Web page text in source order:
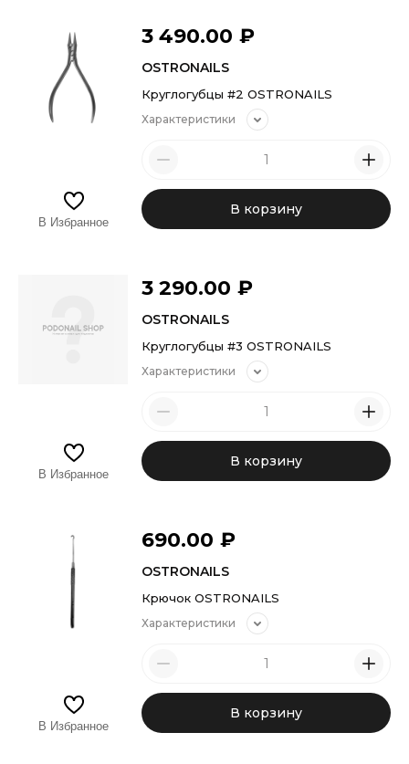
3 490.00 ₽
OSTRONAILS
Круглогубцы #2 OSTRONAILS
Характеристики
В корзину
В Избранное
3 290.00 ₽
OSTRONAILS
Круглогубцы #3 OSTRONAILS
Характеристики
В корзину
В Избранное
690.00 ₽
OSTRONAILS
Крючок OSTRONAILS
Характеристики
В корзину
В Избранное